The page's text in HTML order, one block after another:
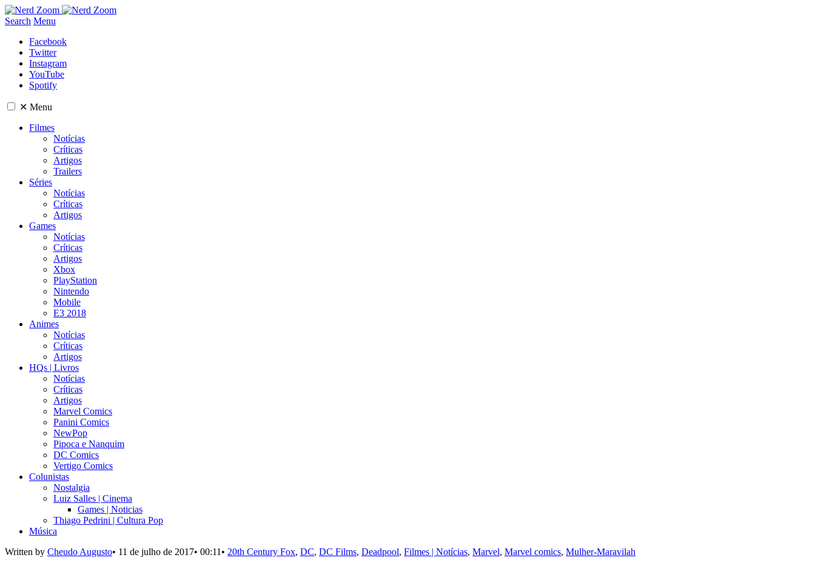
Search Menu
Facebook
Twitter
Instagram
YouTube
Spotify
✕ Menu
Filmes
Notícias
Críticas
Artigos
Trailers
Séries
Notícias
Críticas
Artigos
Games
Notícias
Críticas
Artigos
Xbox
PlayStation
Nintendo
Mobile
E3 2018
Animes
Notícias
Críticas
Artigos
HQs | Livros
Notícias
Críticas
Artigos
Marvel Comics
Panini Comics
NewPop
Pipoca e Nanquim
DC Comics
Vertigo Comics
Colunistas
Nostalgia
Luiz Salles | Cinema
Games | Noticias
Thiago Pedrini | Cultura Pop
Música
Written by Cheudo Augusto• 11 de julho de 2017• 00:11 • 20th Century Fox, DC, DC Films, Deadpool, Filmes | Notícias, Marvel, Marvel comics, Mulher-Maravilah